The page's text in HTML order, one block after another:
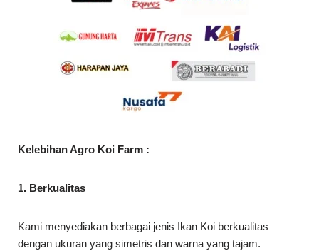
Kelebihan Agro Koi Farm :
1. Berkualitas
Kami menyediakan berbagai jenis Ikan Koi berkualitas
dengan ukuran yang simetris dan warna yang tajam.